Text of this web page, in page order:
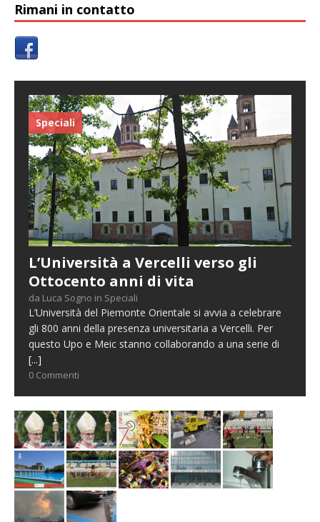
Rimani in contatto
Speciali
L’Università a Vercelli verso gli
Ottocento anni di vita
da Luca Sogno in Speciali
L’Università del Piemonte Orientale si avvia a celebrare
gli 800 anni della presenza universitaria a Vercelli. Per
questo Upo e Meic stanno collaborando a una serie di
[...]
0 Commenti